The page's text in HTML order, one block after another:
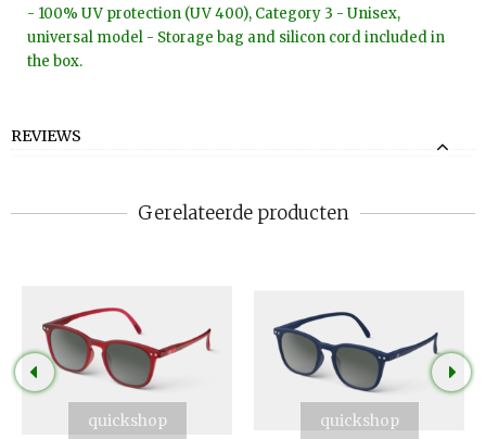
- 100% UV protection (UV 400), Category 3 - Unisex,
universal model - Storage bag and silicon cord included in
the box.
REVIEWS
Gerelateerde producten
quickshop quickshop